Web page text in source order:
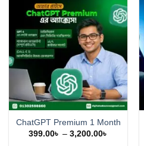
ChatGPT Premium 1 Month
399.00৳ – 3,200.00৳